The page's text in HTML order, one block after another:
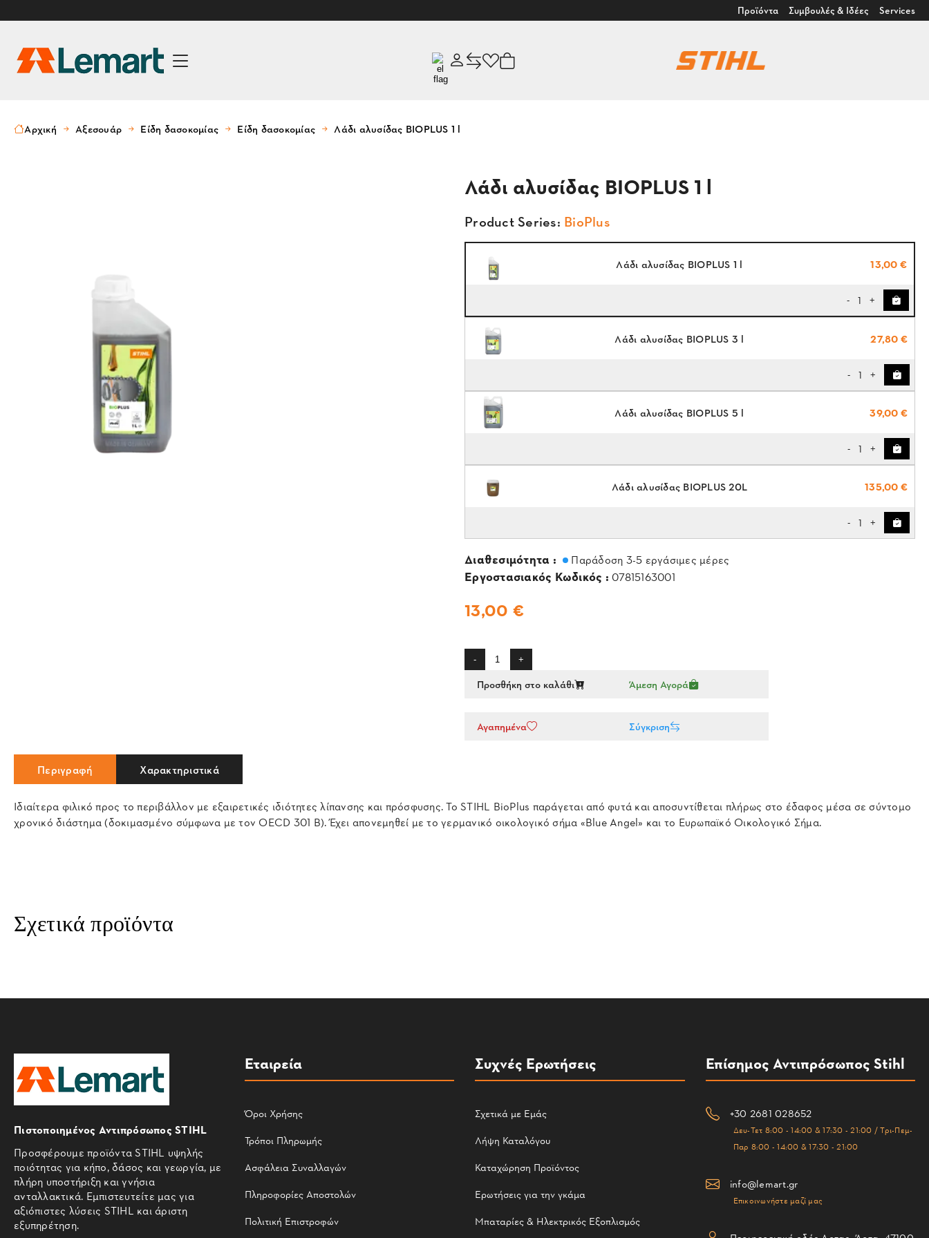
Προϊόντα Συμβουλές & Ιδέες Services
Αρχική Αξεσουάρ Είδη δασοκομίας Είδη δασοκομίας Λάδι αλυσίδας BIOPLUS 1 l
Λάδι αλυσίδας BIOPLUS 1 l
Product Series: BioPlus
Λάδι αλυσίδας BIOPLUS 1 l 13,00 €
- 1 +
Λάδι αλυσίδας BIOPLUS 3 l 27,80 €
- 1 +
Λάδι αλυσίδας BIOPLUS 5 l 39,00 €
- 1 +
Λάδι αλυσίδας BIOPLUS 20L 135,00 €
- 1 +
Διαθεσιμότητα : Παράδοση 3-5 εργάσιμες μέρες
Εργοστασιακός Κωδικός : 07815163001
13,00 €
- +
Προσθήκη στο καλάθι Άμεση Αγορά
Αγαπημένα Σύγκριση
Περιγραφή Χαρακτηριστικά
Iδιαίτερα φιλικό προς το περιβάλλον με εξαιρετικές ιδιότητες λίπανσης και πρόσφυσης. Το STIHL BioPlus παράγεται από φυτά και αποσυντίθεται πλήρως στο έδαφος μέσα σε σύντομο
χρονικό διάστημα (δοκιμασμένο σύμφωνα με τον OECD 301 Β). Έχει απονεμηθεί με το γερμανικό οικολογικό σήμα «Blue Angel» και το Ευρωπαϊκό Οικολογικό Σήμα.
Σχετικά προϊόντα
Πιστοποιημένος Αντιπρόσωπος STIHL
Προσφέρουμε προϊόντα STIHL υψηλής
ποιότητας για κήπο, δάσος και γεωργία, με
πλήρη υποστήριξη και γνήσια
ανταλλακτικά. Εμπιστευτείτε μας για
αξιόπιστες λύσεις STIHL και άριστη
εξυπηρέτηση.
Εταιρεία
Όροι Χρήσης
Τρόποι Πληρωμής
Ασφάλεια Συναλλαγών
Πληροφορίες Αποστολών
Πολιτική Επιστροφών
Συχνές Ερωτήσεις
Σχετικά με Εμάς
Λήψη Καταλόγου
Καταχώρηση Προϊόντος
Ερωτήσεις για την γκάμα
Μπαταρίες & Ηλεκτρικός Εξοπλισμός
Επίσημος Αντιπρόσωπος Stihl
+30 2681 028652
Δευ-Τετ 8:00 - 14:00 & 17:30 - 21:00 / Τρι-Πεμ-
Παρ 8:00 - 14:00 & 17:30 - 21:00
info@lemart.gr
Επικοινωνήστε μαζί μας